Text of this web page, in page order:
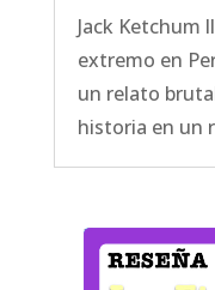
Jack Ketchum
extremo en
un relato
historia en un